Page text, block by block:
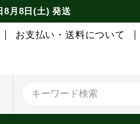
8月8日(土) 発送
お支払い・送料について